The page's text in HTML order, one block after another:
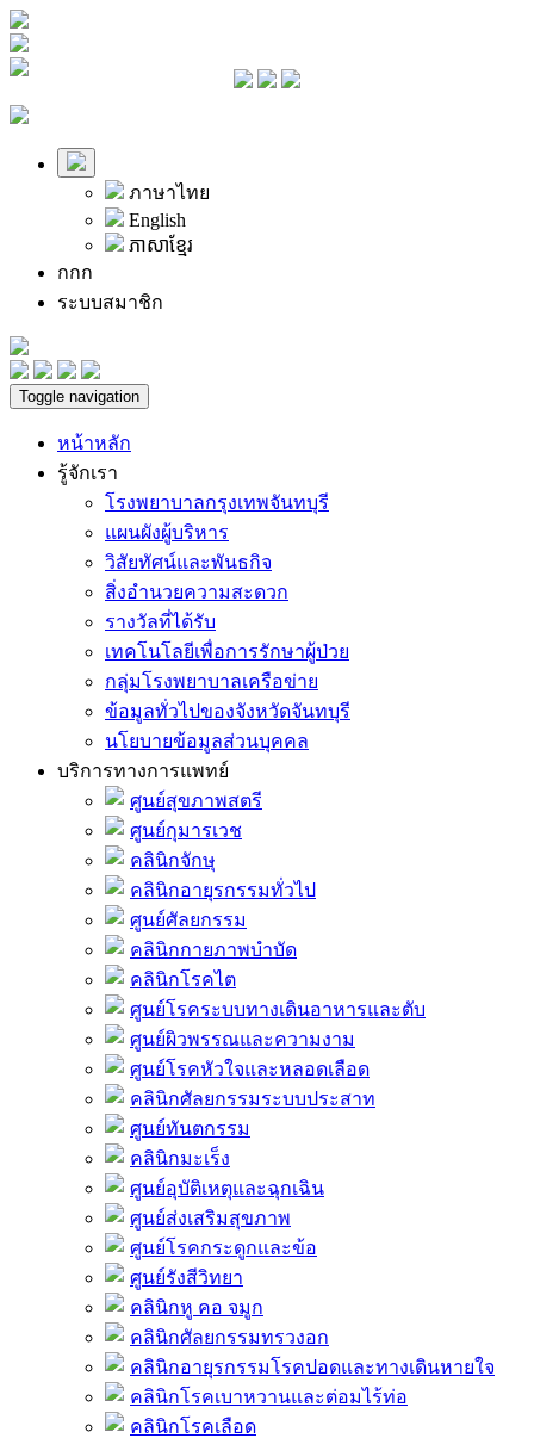
ภาษาไทย
English
ភាសាខ្មែរ
กกก
ระบบสมาชิก
Toggle navigation
หน้าหลัก
รู้จักเรา
โรงพยาบาลกรุงเทพจันทบุรี
แผนผังผู้บริหาร
วิสัยทัศน์และพันธกิจ
สิ่งอำนวยความสะดวก
รางวัลที่ได้รับ
เทคโนโลยีเพื่อการรักษาผู้ป่วย
กลุ่มโรงพยาบาลเครือข่าย
ข้อมูลทั่วไปของจังหวัดจันทบุรี
นโยบายข้อมูลส่วนบุคคล
บริการทางการแพทย์
ศูนย์สุขภาพสตรี
ศูนย์กุมารเวช
คลินิกจักษุ
คลินิกอายุรกรรมทั่วไป
ศูนย์ศัลยกรรม
คลินิกกายภาพบำบัด
คลินิกโรคไต
ศูนย์โรคระบบทางเดินอาหารและตับ
ศูนย์ผิวพรรณและความงาม
ศูนย์โรคหัวใจและหลอดเลือด
คลินิกศัลยกรรมระบบประสาท
ศูนย์ทันตกรรม
คลินิกมะเร็ง
ศูนย์อุบัติเหตุและฉุกเฉิน
ศูนย์ส่งเสริมสุขภาพ
ศูนย์โรคกระดูกและข้อ
ศูนย์รังสีวิทยา
คลินิกหู คอ จมูก
คลินิกศัลยกรรมทรวงอก
คลินิกอายุรกรรมโรคปอดและทางเดินหายใจ
คลินิกโรคเบาหวานและต่อมไร้ท่อ
คลินิกโรคเลือด